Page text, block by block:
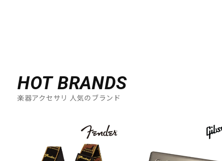
HOT BRANDS
楽器アクセサリ 人気のブランド